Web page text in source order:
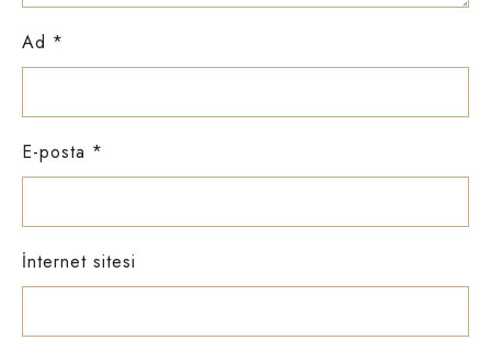
Ad *
E-posta *
İnternet sitesi